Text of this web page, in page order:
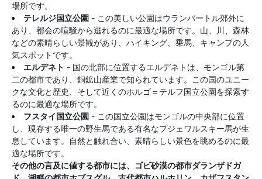
場所です。
テレルジ国立公園 - この美しい公園はウランバートル郊外に
あり、都会の喧騒から逃れるのに最適な場所です。山、川、森林
などの素晴らしい景観があり、ハイキング、乗馬、キャンプの人
気スポットです。
エルデネト - 国の北部に位置するエルデネトは、モンゴル第
二の都市であり、銅鉱山産業で知られています。この国のユニー
クな文化と歴史、そして近くのホルゴ＝テルフ国立公園を探索す
るのに最適な場所です。
フスタイ国立公園 - この国立公園はモンゴルの中央部に位置
し、現存する唯一の野生馬である有名なプジェワルスキー馬が生
息しています。自然と触れ合い、素晴らしい景色を眺めるのに最
適な場所です。
その他の言及に値する都市には、ゴビ砂漠の都市ダランザドガ